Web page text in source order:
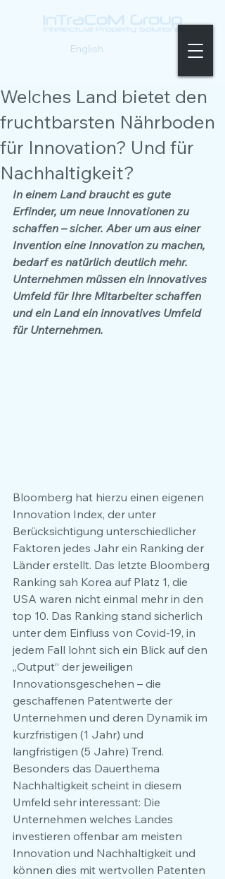
English
Welches Land bietet den
fruchtbarsten Nährboden
für Innovation? Und für
Nachhaltigkeit?
In einem Land braucht es gute
Erfinder, um neue Innovationen zu
schaffen – sicher. Aber um aus einer
Invention eine Innovation zu machen,
bedarf es natürlich deutlich mehr.
Unternehmen müssen ein innovatives
Umfeld für Ihre Mitarbeiter schaffen
und ein Land ein innovatives Umfeld
für Unternehmen.
Bloomberg hat hierzu einen eigenen
Innovation Index, der unter
Berücksichtigung unterschiedlicher
Faktoren jedes Jahr ein Ranking der
Länder erstellt. Das letzte Bloomberg
Ranking sah Korea auf Platz 1, die
USA waren nicht einmal mehr in den
top 10. Das Ranking stand sicherlich
unter dem Einfluss von Covid-19, in
jedem Fall lohnt sich ein Blick auf den
„Output“ der jeweiligen
Innovationsgeschehen – die
geschaffenen Patentwerte der
Unternehmen und deren Dynamik im
kurzfristigen (1 Jahr) und
langfristigen (5 Jahre) Trend.
Besonders das Dauerthema
Nachhaltigkeit scheint in diesem
Umfeld sehr interessant: Die
Unternehmen welches Landes
investieren offenbar am meisten
Innovation und Nachhaltigkeit und
können dies mit wertvollen Patenten